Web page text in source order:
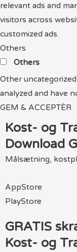
relevant ads and
visitors across
customized ads.
Others
Others
Other
analyzed and have
GEM & ACCEPTÈR
Kost- og
Download
Målsætning,
AppStore
PlayStore
GRATIS
Kost- og